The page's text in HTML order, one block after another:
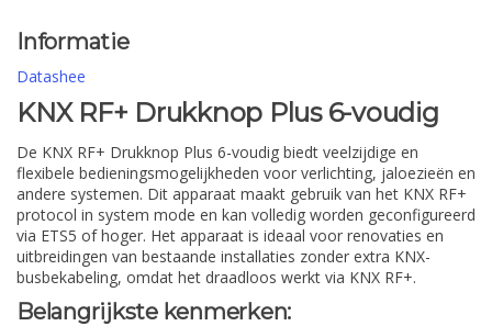
Informatie
Datashee
KNX RF+ Drukknop Plus 6-voudig
De KNX RF+ Drukknop Plus 6-voudig biedt veelzijdige en
flexibele bedieningsmogelijkheden voor verlichting, jaloezieën en
andere systemen. Dit apparaat maakt gebruik van het KNX RF+
protocol in system mode en kan volledig worden geconfigureerd
via ETS5 of hoger. Het apparaat is ideaal voor renovaties en
uitbreidingen van bestaande installaties zonder extra KNX-
busbekabeling, omdat het draadloos werkt via KNX RF+.
Belangrijkste kenmerken: